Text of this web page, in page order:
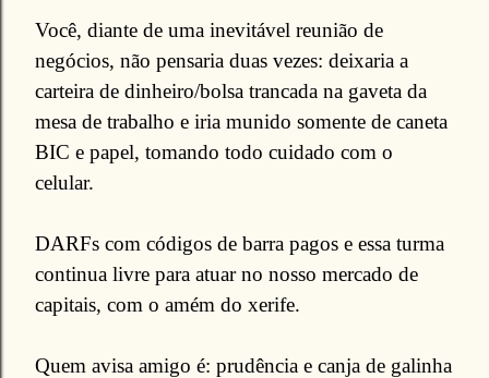
Você, diante de uma inevitável reunião de
negócios, não pensaria duas vezes: deixaria a
carteira de dinheiro/bolsa trancada na gaveta da
mesa de trabalho e iria munido somente de caneta
BIC e papel, tomando todo cuidado com o
celular.
DARFs com códigos de barra pagos e essa turma
continua livre para atuar no nosso mercado de
capitais, com o amém do xerife.
Quem avisa amigo é: prudência e canja de galinha